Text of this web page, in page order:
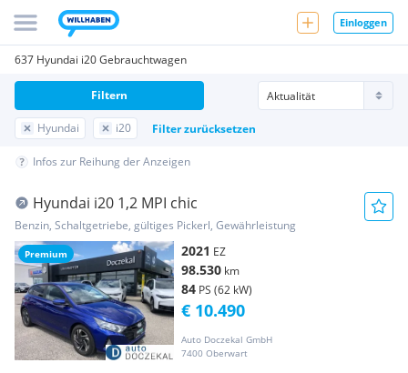
Einloggen
637 Hyundai i20 Gebrauchtwagen
Hyundai i20 Filter zurücksetzen
Filtern
Infos zur Reihung der Anzeigen
Premium
Hyundai i20 1,2 MPI chic
Benzin, Schaltgetriebe, gültiges Pickerl, Gewährleistung
2021 EZ
98.530 km
84 PS (62 kW)
Auto Doczekal GmbH
7400 Oberwart
€ 10.490